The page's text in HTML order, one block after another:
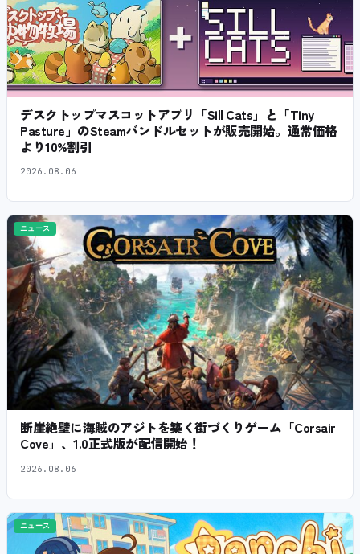
デスクトップマスコットアプリ「Sill Cats」と「Tiny
Pasture」のSteamバンドルセットが販売開始。通常価格
より10%割引
2026.08.06
ニュース
断崖絶壁に海賊のアジトを築く街づくりゲーム「Corsair
Cove」、1.0正式版が配信開始！
2026.08.06
ニュース